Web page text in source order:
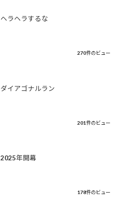
ヘラヘラするな
270件のビュー
ダイアゴナルラン
201件のビュー
2025年開幕
178件のビュー